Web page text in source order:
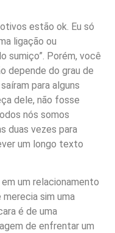
estão ok. Eu só
ligação ou
sumiço”. Porém, você
depende do grau de
para alguns
dele, não fosse
nós somos
duas vezes para
um longo texto
um relacionamento
sim uma
é de uma
de enfrentar um